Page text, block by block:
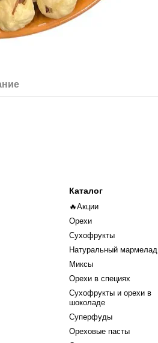
Каталог
🔥Акции
Орехи
Сухофрукты
Натуральный мармелад
Миксы
Орехи в специях
Сухофрукты и орехи в
шоколаде
Суперфуды
Ореховые пасты